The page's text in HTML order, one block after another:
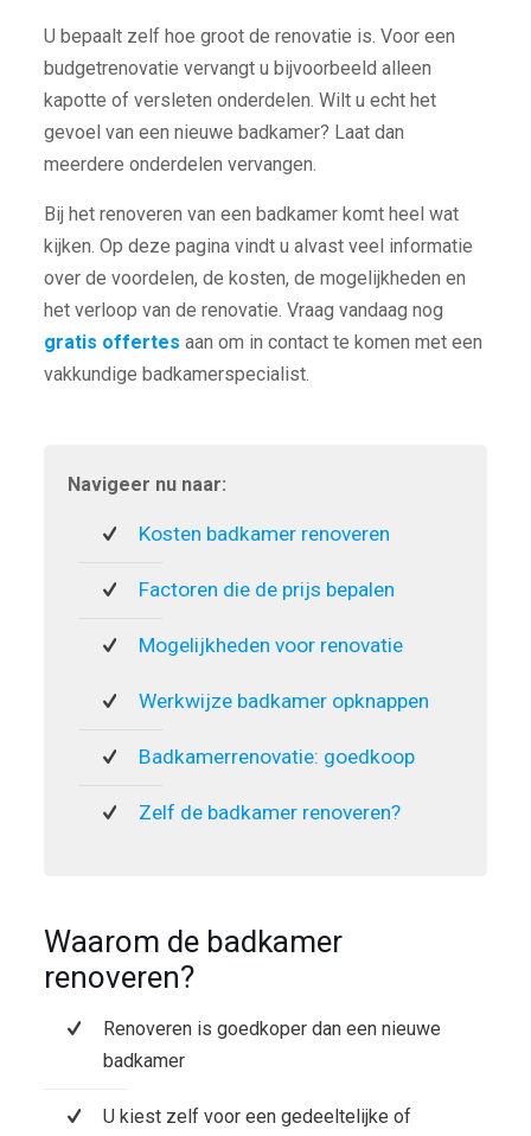
U bepaalt zelf hoe groot de renovatie is. Voor een
budgetrenovatie vervangt u bijvoorbeeld alleen
kapotte of versleten onderdelen. Wilt u echt het
gevoel van een nieuwe badkamer? Laat dan
meerdere onderdelen vervangen.
Bij het renoveren van een badkamer komt heel wat
kijken. Op deze pagina vindt u alvast veel informatie
over de voordelen, de kosten, de mogelijkheden en
het verloop van de renovatie. Vraag vandaag nog
gratis offertes aan om in contact te komen met een
vakkundige badkamerspecialist.
Navigeer nu naar:
Kosten badkamer renoveren
Factoren die de prijs bepalen
Mogelijkheden voor renovatie
Werkwijze badkamer opknappen
Badkamerrenovatie: goedkoop
Zelf de badkamer renoveren?
Waarom de badkamer
renoveren?
Renoveren is goedkoper dan een nieuwe
badkamer
U kiest zelf voor een gedeeltelijke of